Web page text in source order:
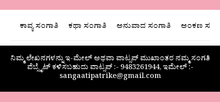
ಕಾವ್ಯ ಸಂಗಾತಿ ಕಥಾ ಸಂಗಾತಿ ಅನುವಾದ ಸಂಗಾತಿ ಅಂಕಣ
ನಿಮ್ಮ ಲೇಖನಗಳನ್ನು ಇ-ಮೇಲ್ ಅಥವಾ ವಾಟ್ಸಪ್ ಮುಖಾಂತರ ನಮ್ಮ ಸಂಗತಿ
ವೆಬ್ಸೈಟ್ ಕಳಿಸಬಹುದು ವಾಟ್ಸಪ್‌ :- 9483261944, ಇಮೇಲ್ :-
sangaatipatrike@gmail.com